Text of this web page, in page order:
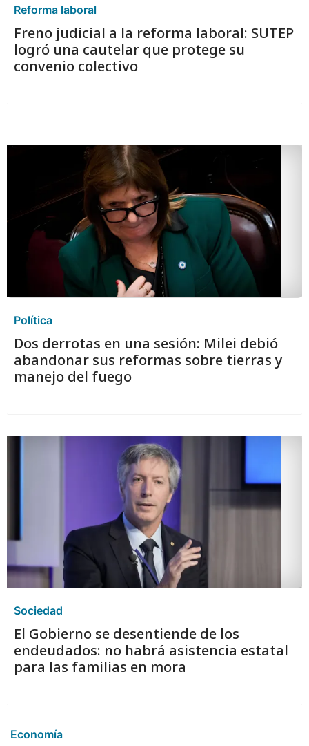
Reforma laboral
Freno judicial a la reforma laboral: SUTEP
logró una cautelar que protege su
convenio colectivo
Política
Dos derrotas en una sesión: Milei debió
abandonar sus reformas sobre tierras y
manejo del fuego
Sociedad
El Gobierno se desentiende de los
endeudados: no habrá asistencia estatal
para las familias en mora
Economía